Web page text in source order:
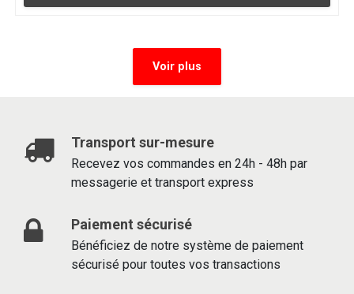
Voir plus
Transport sur-mesure
Recevez vos commandes en 24h - 48h par
messagerie et transport express
Paiement sécurisé
Bénéficiez de notre système de paiement
sécurisé pour toutes vos transactions